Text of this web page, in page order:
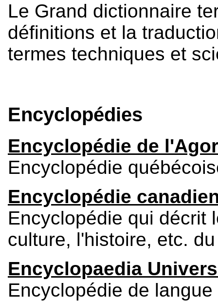
Le Grand dictionnaire
définitions et la
termes techniques et
Encyclopédies
Encyclopédie de
Encyclopédie
Encyclopédie
Encyclopédie qui décrit
culture, l'histoire, etc.
Encyclopaedia
Encyclopédie de